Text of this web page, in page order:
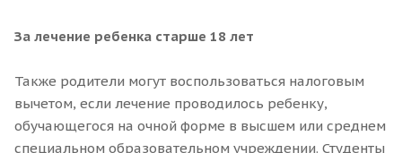
За лечение ребенка старше 18 лет
Также родители могут воспользоваться налоговым
вычетом, если лечение проводилось ребенку,
обучающегося на очной форме в высшем или среднем
специальном образовательном учреждении. Студенты